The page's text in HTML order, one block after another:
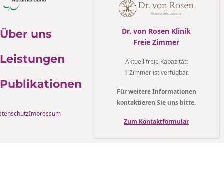
Über uns
Leistungen
Publikationen
Impressum
Dr. von Rosen Klinik
Freie Zimmer
Aktuell freie Kapazität:
1 Zimmer ist verfügbar.
Für weitere Informationen
kontaktieren Sie uns bitte.
Zum Kontaktformular